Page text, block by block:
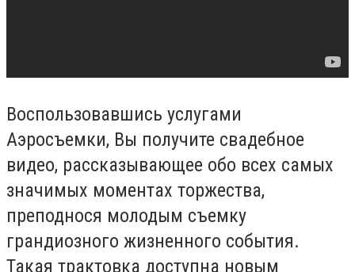
Воспользовавшись услугами
Аэросъемки, Вы получите свадебное
видео, рассказывающее обо всех самых
значимых моментах торжества,
преподнося молодым съемку
грандиозного жизненного события.
Такая трактовка доступна новым